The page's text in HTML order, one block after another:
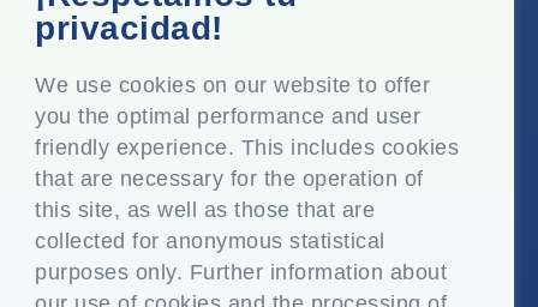
privacidad!
We use cookies on our website to offer
you the optimal performance and user
friendly experience. This includes cookies
that are necessary for the operation of
this site, as well as those that are
collected for anonymous statistical
purposes only. Further information about
Top Floor, Times Tower, Kamala City, Senapati Bapat
Marg, Lower Parel, Mumbai - 400 013, Maharashtra,
Domicilio social
P.O. Vasind, Taluka Shahapur, Dist. Thane - 421 604,
Maharashtra India
+91-22-24819000
info@eplglobal.com